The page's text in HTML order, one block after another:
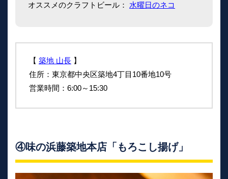
オススメのクラフトビール： 水曜日のネコ
【 築地 山長 】
住所：東京都中央区築地4丁目10番地10号
営業時間：6:00～15:30
④味の浜藤築地本店「もろこし揚げ」